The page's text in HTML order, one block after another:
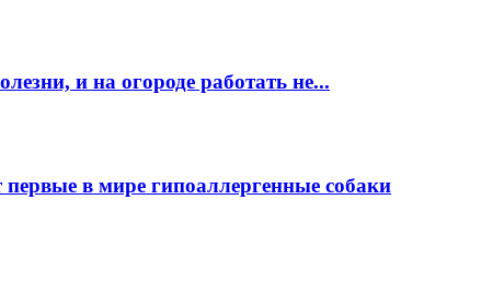
и на огороде работать не...
в мире гипоаллергенные собаки